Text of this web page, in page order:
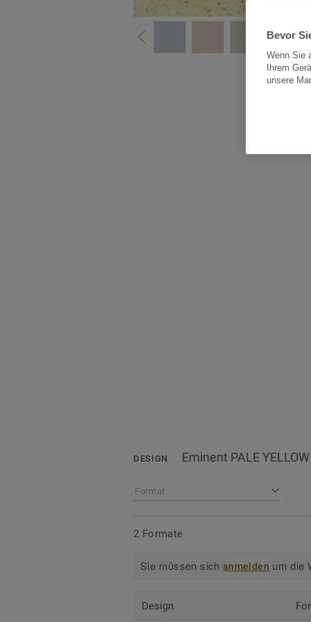
Alle
DESIGN Eminent PALE
Format
2 Formate
Sie müssen sichanmelden um die
Design
Bevor
Wenn Sie
Ihrem
unsere